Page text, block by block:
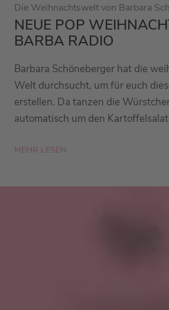
Die Weihnachtswelt von Barbara
NEUE POP
BARBA RADIO
Barbara Schöneberger hat die
Welt durchsucht, um für euch
erstellen. Da tanzen die
automatisch um den
MEHR LESEN